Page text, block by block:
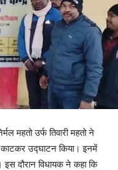
महतो उर्फ तिवारी महतो ने
काटकर उद्घाटन किया। इनमें
दौरान विधायक ने कहा कि